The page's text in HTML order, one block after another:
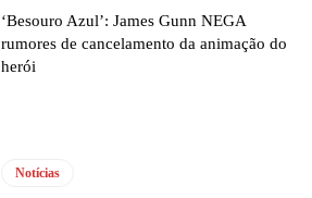
‘Besouro Azul’: James Gunn NEGA
rumores de cancelamento da animação do
herói
Notícias